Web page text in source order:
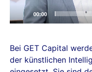
00:00
Bei GET Capital
der künstlichen